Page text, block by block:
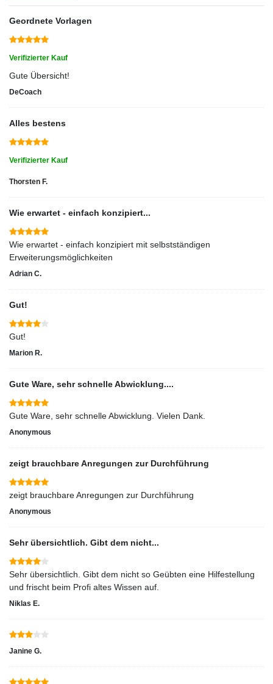
Geordnete Vorlagen
Verifizierter Kauf
Gute Übersicht!
DeCoach
Alles bestens
Verifizierter Kauf
Thorsten F.
Wie erwartet - einfach konzipiert...
Wie erwartet - einfach konzipiert mit selbstständigen
Erweiterungsmöglichkeiten
Adrian C.
Gut!
Gut!
Marion R.
Gute Ware, sehr schnelle Abwicklung....
Gute Ware, sehr schnelle Abwicklung. Vielen Dank.
Anonymous
zeigt brauchbare Anregungen zur Durchführung
zeigt brauchbare Anregungen zur Durchführung
Anonymous
Sehr übersichtlich. Gibt dem nicht...
Sehr übersichtlich. Gibt dem nicht so Geübten eine Hilfestellung
und frischt beim Profi altes Wissen auf.
Niklas E.
Janine G.